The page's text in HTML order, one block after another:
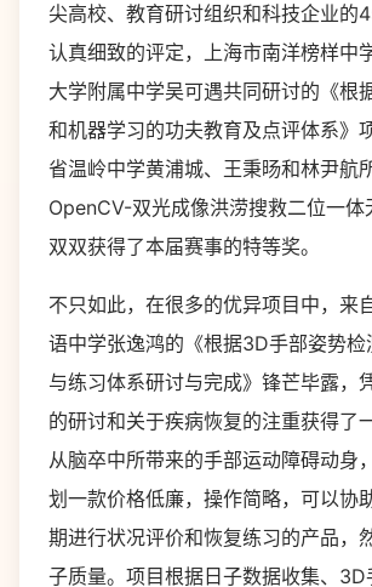
尖高校、教育研讨组织和科技企业的
认真细致的评定，上海市南洋榜样中
大学附属中学吴可遇共同研讨的《根
和机器学习的功夫教育及点评体系》
省温岭中学黄浦城、王秉旸和林尹航
OpenCV-双光成像洪涝搜救二位一体
双双获得了本届赛事的特等奖。
不只如此，在很多的优异项目中，来
语中学张逸鸿的《根据3D手部姿势检
与练习体系研讨与完成》锋芒毕露，
的研讨和关于疾病恢复的注重获得了
从脑卒中所带来的手部运动障碍动身
划一款价格低廉，操作简略，可以协
期进行状况评价和恢复练习的产品，
子质量。项目根据日子数据收集、3D